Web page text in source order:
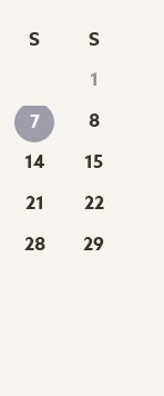
S S
1
7
8
14
15
21
22
28
29